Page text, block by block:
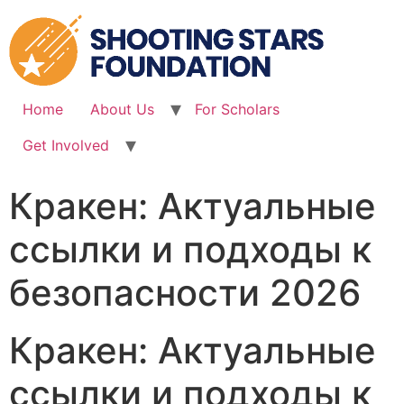
to
content
Home About Us
For Scholars
Get Involved
Кракен: Актуальные
ссылки и подходы к
безопасности 2026
Кракен: Актуальные
ссылки и подходы к